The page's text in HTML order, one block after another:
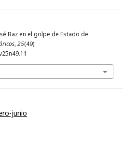
Baz en el golpe de Estado de
,25(49).
junio